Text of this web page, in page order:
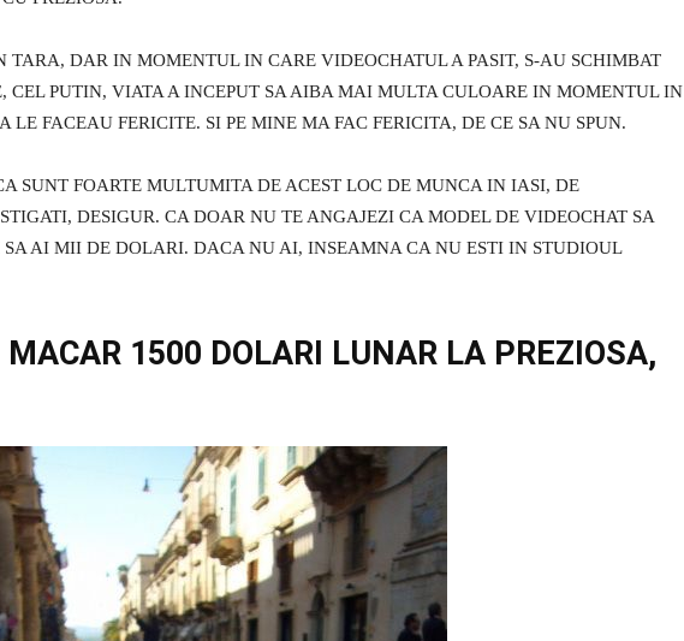
TARA, DAR IN MOMENTUL IN CARE VIDEOCHATUL A PASIT, S-AU SCHIMBAT
CEL PUTIN, VIATA A INCEPUT SA AIBA MAI MULTA CULOARE IN MOMENTUL IN
LE FACEAU FERICITE. SI PE MINE MA FAC FERICITA, DE CE SA NU SPUN.
SUNT FOARTE MULTUMITA DE ACEST LOC DE MUNCA IN IASI, DE
DESIGUR. CA DOAR NU TE ANGAJEZI CA MODEL DE VIDEOCHAT SA
AI MII DE DOLARI. DACA NU AI, INSEAMNA CA NU ESTI IN STUDIOUL
1500 DOLARI LUNAR LA PREZIOSA,